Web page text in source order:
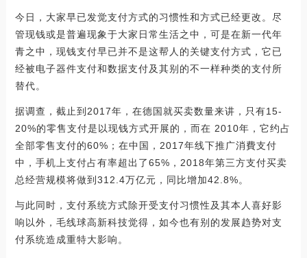
今日，大家早已发觉支付方式的习惯性和方式已经更改。尽
管现钱或是普遍现象于大家日常生活之中，可是在新一代年
青之中，现钱支付早已并不是这帮人的关键支付方式，它已
经被电子器件支付和数据支付及其别的不一样种类的支付所
替代。
据调查，截止到2017年，在德国就买卖数量来讲，只有15-
20%的零售支付是以现钱方式开展的，而在 2010年，它约占
全部零售支付的60%；在中国，2017年线下推广消費支付
中，手机上支付占有率超出了65%，2018年第三方支付买卖
总经营规模将做到312.4万亿元，同比增加42.8%。
与此同时，支付系统方式除开受支付习惯性及其本人喜好影
响以外，毛线球高新科技觉得，如今也有别的发展趋势对支
付系统造成重特大影响。